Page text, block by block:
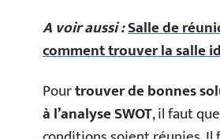
A voir aussi :Salle de
comment trouver la salle
Pourtrouver de bonnes
à l’analyse SWOT, il faut